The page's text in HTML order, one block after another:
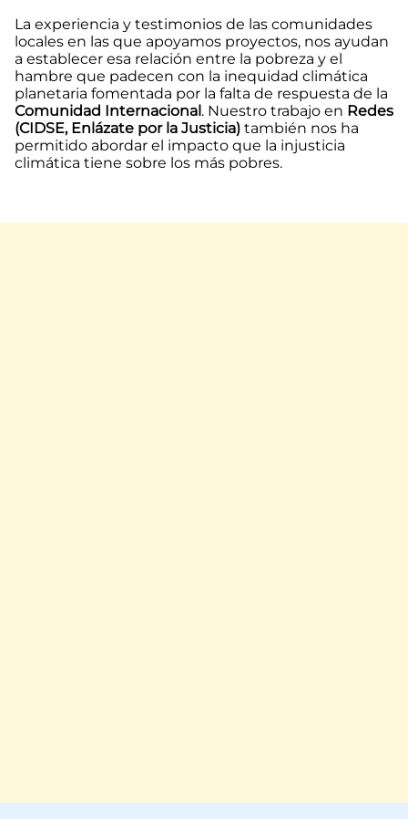
La experiencia y testimonios de las comunidades
locales en las que apoyamos proyectos, nos ayudan
a establecer esa relación entre la pobreza y el
hambre que padecen con la inequidad climática
planetaria fomentada por la falta de respuesta de la
Comunidad Internacional. Nuestro trabajo en Redes
(CIDSE, Enlázate por la Justicia) también nos ha
permitido abordar el impacto que la injusticia
climática tiene sobre los más pobres.